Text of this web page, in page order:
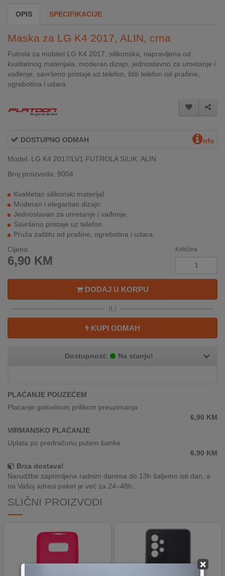
KLIMATIZACIJA
PC
NALOG
AKCIJE
BRENDOVI
NOVO
U
PONUDI
O
NAMA
KATALOZI
KUPITI?
KUPOVINA
INOSTRANSTVA
ENERGETSKE
UČINKOVITOSTI
×
OPIS SPECIFIKACIJE
Maska za LG K4 2017, ALIN, crna
Futrola za mobitel LG K4 2017, silikonska, napravljena od
kvalitetnog materijala, moderan dizajn, jednostavno za umetanje i
vađenje, savršeno pristaje uz telefon, štiti telefon od prašine,
ogrebotina i udara
DOSTUPNO ODMAH nfo
Model: LG K4 2017/LV1 FUTROLA SILIK. ALIN
Broj proizvoda: 9004
Kvalitetan silikonski materijal.
Moderan i elegantan dizajn.
Jednostavan za umetanje i vađenje.
Savršeno pristaje uz telefon.
Pruža zaštitu od prašine, ogrebotina i udara.
Cijena:
6,90 KM
Količina
DODAJ U KORPU
ILI
KUPI ODMAH
Dostupnost: Na stanju!
PLAĆANJE POUZEĆEM
Plaćanje gotovinom prilikom preuzimanja
6,90 KM
VIRMANSKO PLAĆANJE
Uplata po predračunu putem banke
6,90 KM
Brza dostava!
Narudžbe zaprimljene radnim danima do 13h šaljemo isti dan, a
na Vašoj adresi paket je već za 24–48h.
SLIČNI PROIZVODI